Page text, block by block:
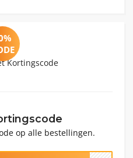
op alle bestellingen.